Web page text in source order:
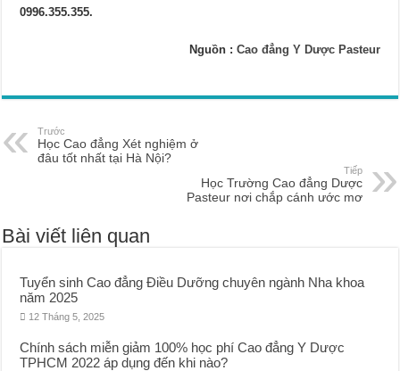
0996.355.355.
Nguồn : Cao đẳng Y Dược Pasteur
Trước
Học Cao đẳng Xét nghiệm ở
đâu tốt nhất tại Hà Nội?
Tiếp
Học Trường Cao đẳng Dược
Pasteur nơi chắp cánh ước mơ
Bài viết liên quan
Tuyển sinh Cao đẳng Điều Dưỡng chuyên ngành Nha khoa
năm 2025
12 Tháng 5, 2025
Chính sách miễn giảm 100% học phí Cao đẳng Y Dược
TPHCM 2022 áp dụng đến khi nào?